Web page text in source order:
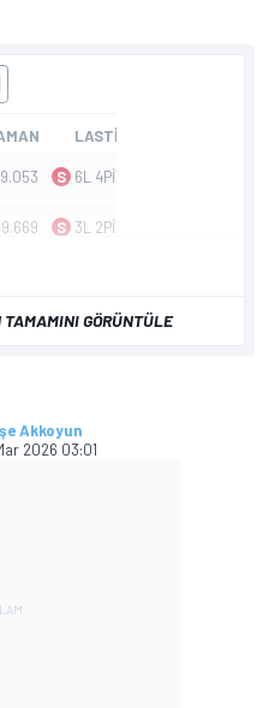
GÖRÜNTÜLE
Akkoyun
2026 03:01